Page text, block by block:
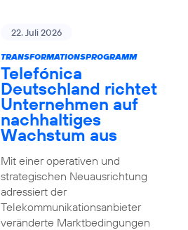
22. Juli 2026
TRANSFORMATIONSPROGRAMM
Telefónica
Deutschland richtet
Unternehmen auf
nachhaltiges
Wachstum aus
Mit einer operativen und
strategischen Neuausrichtung
adressiert der
Telekommunikationsanbieter
veränderte Marktbedingungen